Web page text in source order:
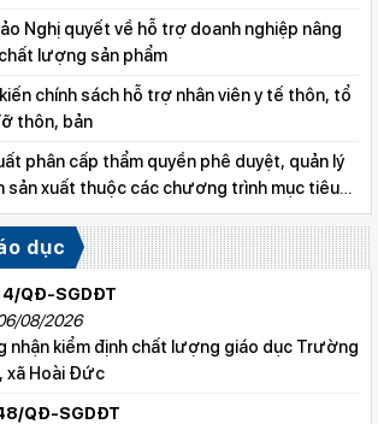
Nghị quyết về hỗ trợ doanh nghiệp nâng
lượng sản phẩm
chính sách hỗ trợ nhân viên y tế thôn, tổ
thôn, bản
phân cấp thẩm quyền phê duyệt, quản lý
sản xuất thuộc các chương trình mục tiêu
dục
QĐ-SGDĐT
08/2026
nhận kiểm định chất lượng giáo dục Trường
xã Hoài Đức
QĐ-SGDĐT